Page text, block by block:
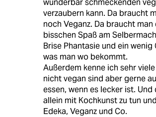
wunderbar schmeckenden
verzaubern kann. Da braucht
noch Veganz. Da braucht man
bisschen Spaß am
Brise Phantasie und ein wenig
was man wo bekommt.
Außerdem kenne ich sehr
nicht vegan sind aber gerne
essen, wenn es lecker ist. Und
allein mit Kochkunst zu tun
Edeka, Veganz und Co.